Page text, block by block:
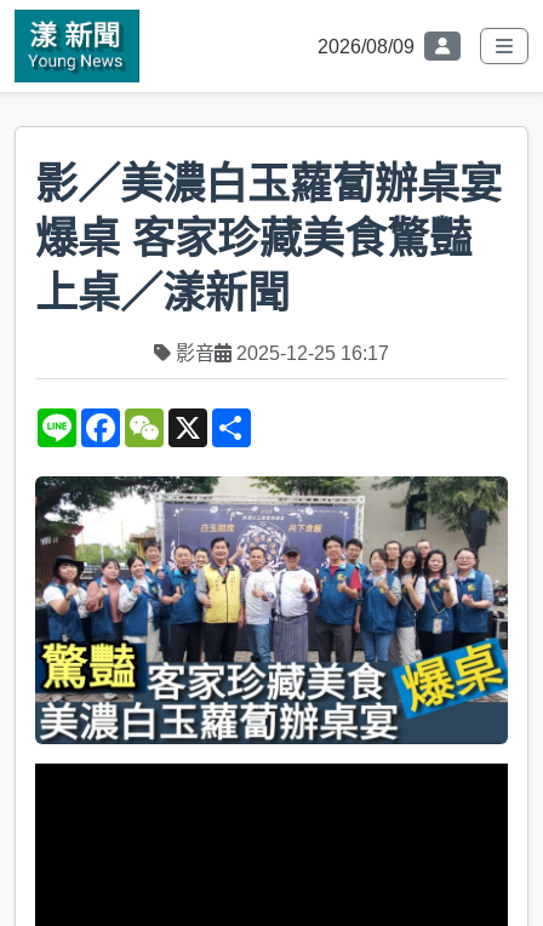
2026/08/09
影／美濃白玉蘿蔔辦桌宴
爆桌 客家珍藏美食驚豔
上桌／漾新聞
影音 2025-12-25 16:17
L
e
F
e
b
o
k
W
h
a
t
X
r
e